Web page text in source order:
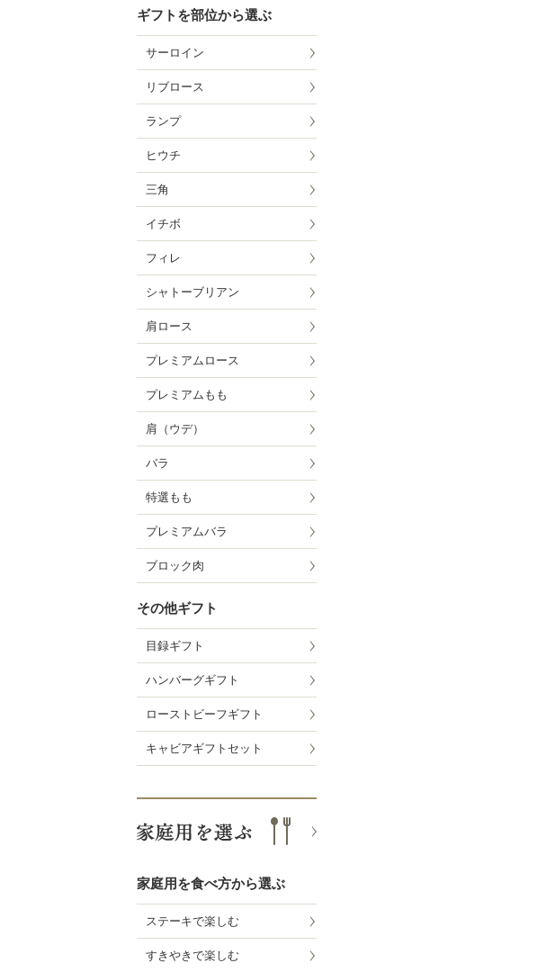
ギフトを部位から選ぶ
サーロイン
リブロース
ランプ
ヒウチ
三角
イチボ
フィレ
シャトーブリアン
肩ロース
プレミアムロース
プレミアムもも
肩（ウデ）
バラ
特選もも
プレミアムバラ
ブロック肉
その他ギフト
目録ギフト
ハンバーグギフト
ローストビーフギフト
キャビアギフトセット
家庭用を食べ方から選ぶ
ステーキで楽しむ
すきやきで楽しむ